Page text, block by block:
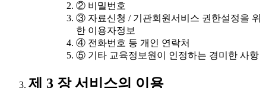
② 비밀번호
③ 자료신청 / 기관회원서비스 권한설정을 위
한 이용자정보
④ 전화번호 등 개인 연락처
⑤ 기타 교육정보원이 인정하는 경미한 사항
제 3 장 서비스의 이용